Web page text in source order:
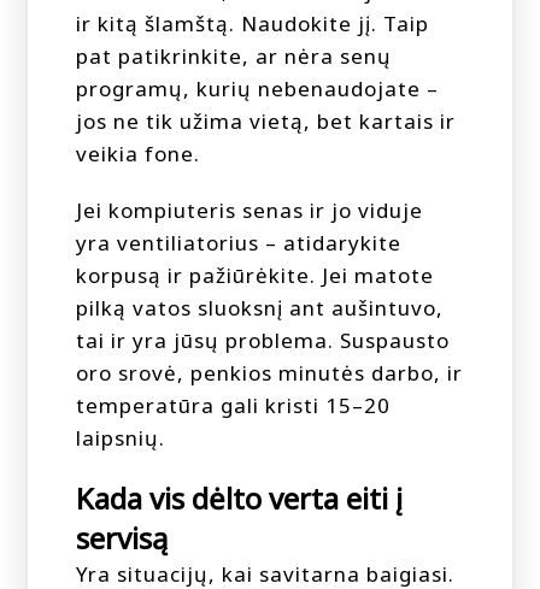
ir kitą šlamštą. Naudokite jį. Taip
pat patikrinkite, ar nėra senų
programų, kurių nebenaudojate –
jos ne tik užima vietą, bet kartais ir
veikia fone.
Jei kompiuteris senas ir jo viduje
yra ventiliatorius – atidarykite
korpusą ir pažiūrėkite. Jei matote
pilką vatos sluoksnį ant aušintuvo,
tai ir yra jūsų problema. Suspausto
oro srovė, penkios minutės darbo, ir
temperatūra gali kristi 15–20
laipsnių.
Kada vis dėlto verta eiti į
servisą
Yra situacijų, kai savitarna baigiasi.